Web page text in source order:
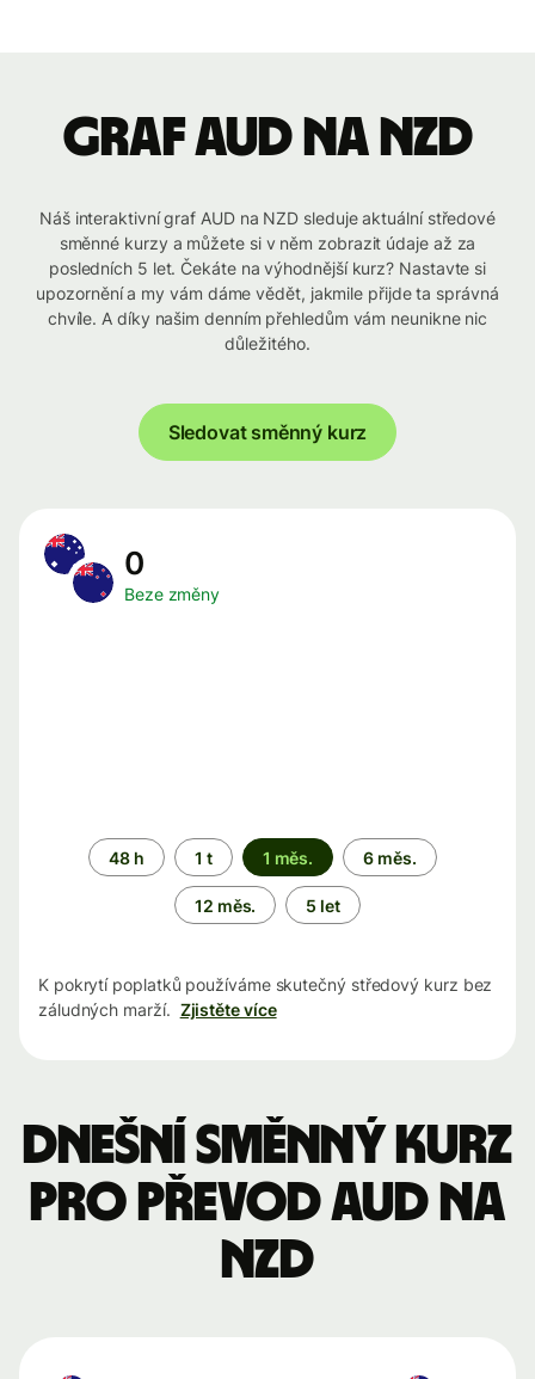
graf AUD na NZD
Náš interaktivní graf AUD na NZD sleduje aktuální středové
směnné kurzy a můžete si v něm zobrazit údaje až za
posledních 5 let. Čekáte na výhodnější kurz? Nastavte si
upozornění a my vám dáme vědět, jakmile přijde ta správná
chvíle. A díky našim denním přehledům vám neunikne nic
důležitého.
Sledovat směnný kurz
0
Beze změny
Časové
období
48 h 1 t 1 měs. 6 měs.
12 měs. 5 let
K pokrytí poplatků používáme skutečný středový kurz bez
záludných marží. Zjistěte více
Dnešní směnný kurz
pro převod AUD na
NZD